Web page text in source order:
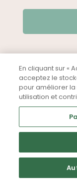
Mentions
En cliquant sur «
acceptez le
pour améliorer la
utilisation et